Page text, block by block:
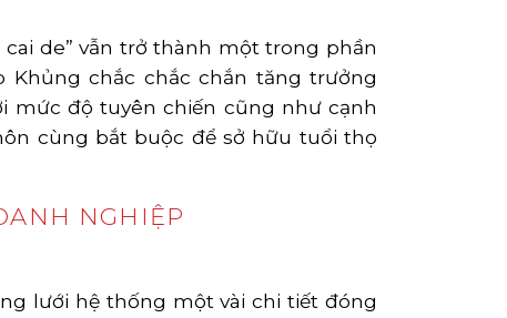
de” vẫn trở thành một trong phần
chắc chắc chắn tăng trưởng
mức độ tuyên chiến cũng như cạnh
cùng bắt buộc để sở hữu tuổi thọ
NGHIỆP
lưới hệ thống một vài chi tiết đóng